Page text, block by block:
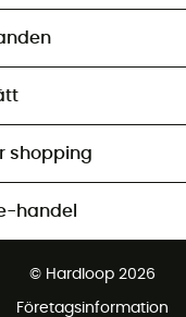
shopping
handel
dagar
© Hardloop 2026
Företagsinformation